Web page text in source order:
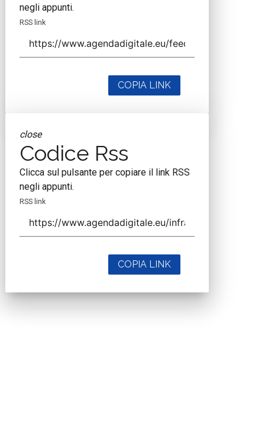
negli appunti.
RSS link
COPIA LINK
close
Codice Rss
Clicca sul pulsante per copiare il link RSS
negli appunti.
RSS link
COPIA LINK